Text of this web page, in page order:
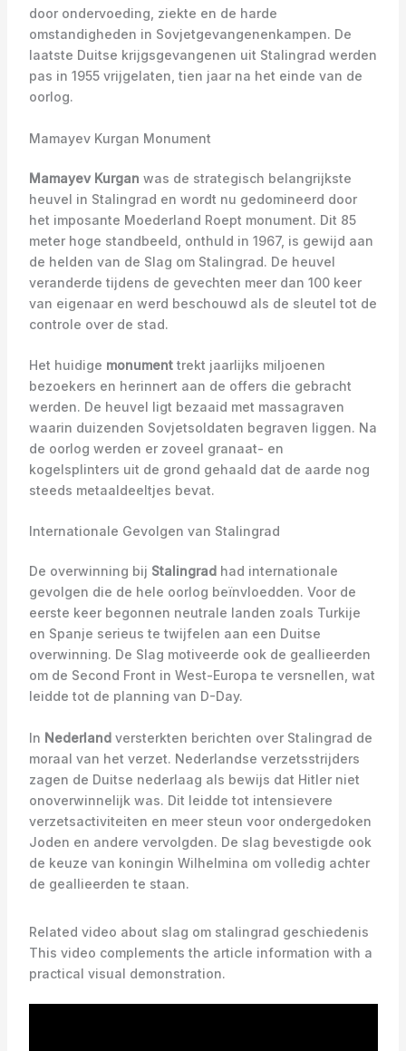
door ondervoeding, ziekte en de harde
omstandigheden in Sovjetgevangenenkampen. De
laatste Duitse krijgsgevangenen uit Stalingrad werden
pas in 1955 vrijgelaten, tien jaar na het einde van de
oorlog.
Mamayev Kurgan Monument
Mamayev Kurgan was de strategisch belangrijkste
heuvel in Stalingrad en wordt nu gedomineerd door
het imposante Moederland Roept monument. Dit 85
meter hoge standbeeld, onthuld in 1967, is gewijd aan
de helden van de Slag om Stalingrad. De heuvel
veranderde tijdens de gevechten meer dan 100 keer
van eigenaar en werd beschouwd als de sleutel tot de
controle over de stad.
Het huidige monumenttrekt jaarlijks miljoenen
bezoekers en herinnert aan de offers die gebracht
werden. De heuvel ligt bezaaid met massagraven
waarin duizenden Sovjetsoldaten begraven liggen. Na
de oorlog werden er zoveel granaat- en
kogelsplinters uit de grond gehaald dat de aarde nog
steeds metaaldeeltjes bevat.
Internationale Gevolgen van Stalingrad
De overwinning bij Stalingradhad internationale
gevolgen die de hele oorlog beïnvloedden. Voor de
eerste keer begonnen neutrale landen zoals Turkije
en Spanje serieus te twijfelen aan een Duitse
overwinning. De Slag motiveerde ook de geallieerden
om de Second Front in West-Europa te versnellen, wat
leidde tot de planning van D-Day.
In Nederlandversterkten berichten over Stalingrad de
moraal van het verzet. Nederlandse verzetsstrijders
zagen de Duitse nederlaag als bewijs dat Hitler niet
onoverwinnelijk was. Dit leidde tot intensievere
verzetsactiviteiten en meer steun voor ondergedoken
Joden en andere vervolgden. De slag bevestigde ook
de keuze van koningin Wilhelmina om volledig achter
de geallieerden te staan.
Related video about slag om stalingrad geschiedenis
This video complements the article information with a
practical visual demonstration.